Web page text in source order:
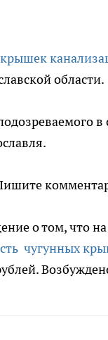
области.
о том, что
чугунных